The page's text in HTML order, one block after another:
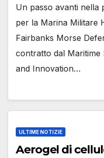
Un passo avanti nella
per la Marina Militare
Fairbanks Morse
contratto dal Maritime
and Innovation…
ULTIME NOTIZIE
Aerogel di